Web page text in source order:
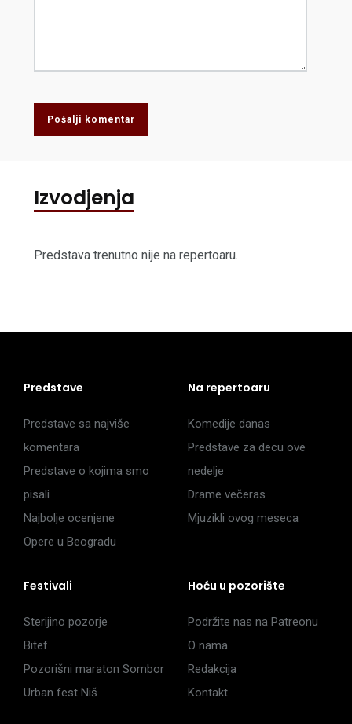
Pošalji komentar
Izvodjenja
Predstava trenutno nije na repertoaru.
Predstave
Predstave sa najviše
komentara
Predstave o kojima smo
pisali
Najbolje ocenjene
Opere u Beogradu
Na repertoaru
Komedije danas
Predstave za decu ove
nedelje
Drame večeras
Mjuzikli ovog meseca
Festivali
Sterijino pozorje
Bitef
Pozorišni maraton Sombor
Urban fest Niš
Hoću u pozorište
Podržite nas na Patreonu
O nama
Redakcija
Kontakt